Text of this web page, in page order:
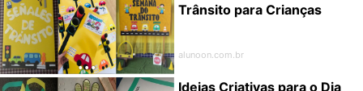
Trânsito para Crianças
alunoon.com.br
Ideias Criativas para o Dia